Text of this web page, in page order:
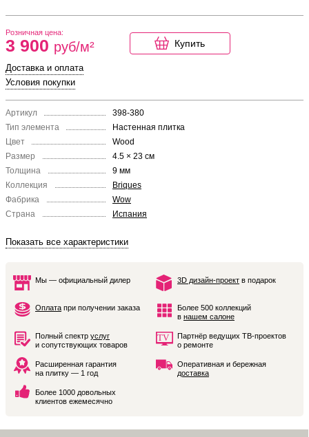
Розничная цена:
3 900 руб/м² Купить
Доставка и оплата
Условия покупки
Артикул
398-380
Тип элемента
Настенная плитка
Цвет
Wood
Размер
4.5 × 23 см
Толщина
9 мм
Коллекция
Briques
Фабрика
Wow
Страна
Испания
Показать все характеристики
Мы — официальный дилер 3D дизайн-проект в подарок
Оплата при получении заказа
Более 500 коллекций
в нашем салоне
Полный спектр услуг
и сопутствующих товаров
Партнёр ведущих ТВ-проектов
о ремонте
Расширенная гарантия
на плитку — 1 год
Оперативная и бережная
доставка
Более 1000 довольных
клиентов ежемесячно